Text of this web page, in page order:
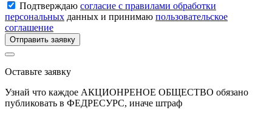
Подтверждаю согласие с правилами обработки
персональных данных и принимаю пользовательское
соглашение
Отправить заявку
Оставьте заявку
Узнай что каждое АКЦИОНРЕНОЕ ОБЩЕСТВО обязано
публиковать в ФЕДРЕСУРС, иначе штраф